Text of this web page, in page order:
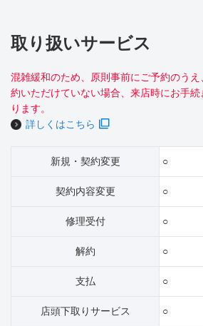
取り扱いサービス
混雑緩和のため、原則事前にご予約のう
約いただけていない場合、来店時にお手
ります。
詳しくはこちら
新規・契約変更 ○
契約内容変更 ○
修理受付 ○
解約 ○
支払 ○
店頭下取りサービス ○